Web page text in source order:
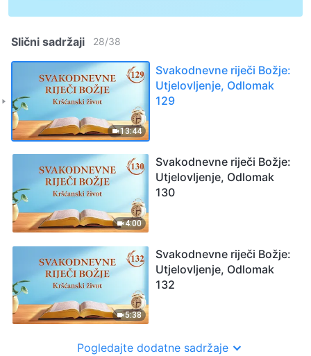
Slični sadržaji 28/38
13:44
Svakodnevne riječi Božje:
Utjelovljenje, Odlomak
129
4:00
Svakodnevne riječi Božje:
Utjelovljenje, Odlomak
130
5:38
Svakodnevne riječi Božje:
Utjelovljenje, Odlomak
132
Pogledajte dodatne sadržaje